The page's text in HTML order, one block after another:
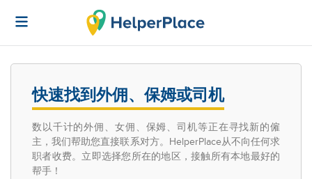
快速找到外佣、保姆或司机
数以千计的外佣、女佣、保姆、司机等正在寻找新的僱
主，我们帮助您直接联系对方。HelperPlace从不向任何求
职者收费。立即选择您所在的地区，接触所有本地最好的
帮手！